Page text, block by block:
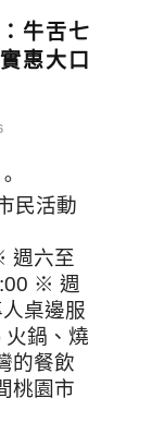
牛舌七
惠大口
民活動
週六至
※ 週
桌邊服
鍋、燒
的餐飲
桃園市